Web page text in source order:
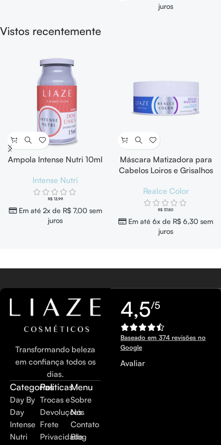
juros
Vistos recentemente
Ampola Intense Nutri 10ml
Intense Nutri
R$13,99
Em até 2x de R$7,00sem
juros
Máscara Matizadora para
Cabelos Loiros e Grisalhos
Realce Color
R$ 37,80
Em até 6x de R$ 6,30 sem
juros
Transformando beleza
em confiança todos os
dias.
Categorias
Day By
Day
Intense
Nutri
Politicas
Trocas e
Devoluções
Frete
Privacidade
Menu
Sobre
Nós
Contato
Blog
4,5/5
Baseado em 374 revisões no
Google
Avaliar